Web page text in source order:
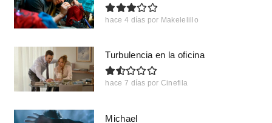
hace 4 días por Makelelillo
Turbulencia en la oficina
hace 7 días por Cinefila
Michael